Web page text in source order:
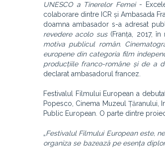
UNESCO a Tinerelor Femei-
colaborare dintre ICR și Ambasada
doamna ambasador s-a adresat
revedere acolo sus(Franța, 2017, în
motiva publicul român.
europene din categoria film
producțiile franco-române și de a
declarat ambasadorul francez.
Festivalul Filmului European a
Popesco, Cinema Muzeul Țăranului,
Public European. O parte dintre
„Festivalul Filmului European este,
organiza se bazează pe esența